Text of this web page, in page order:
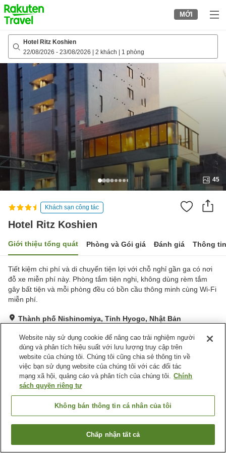
to
top
page
MỚI
Hotel Ritz Koshien
22/08/2026 - 23/08/2026 2 khách 1 phòng
45
Khách sạn công tác
Hotel Ritz Koshien
Giới thiệu tổng quát Phòng và Gói giá Đánh giá Thông
Tiết kiệm chi phí và di chuyển tiện lợi với chỗ nghỉ gần ga có nơi
đỗ xe miễn phí này. Phòng tắm tiện nghi, không dùng rèm tắm
gây bất tiện và mỗi phòng đều có bồn cầu thông minh cùng Wi-Fi
miễn phí.
Thành phố Nishinomiya, Tỉnh Hyogo, Nhật Bản
Rất tốt Đánh giá:97lượt
Tiện nghi chỗ nghỉ
Bãi đỗ xe
Trang chủ Nhật Bản Tỉnh Hyogo
Thành phố Nishinomiya
Tìm phòng trống
Website này sử dụng cookie để nâng cao trải nghiệm người
dùng và phân tích hiệu suất với lưu lượng truy cập trên
website của chúng tôi. Chúng tôi cũng chia sẻ thông tin về
việc bạn sử dụng website của chúng tôi với các đối tác
mạng xã hội, quảng cáo và phân tích của chúng tôi. Chính
sách quyền riêng tư
Không bán thông tin cá nhân của tôi
Chấp nhận tất cả